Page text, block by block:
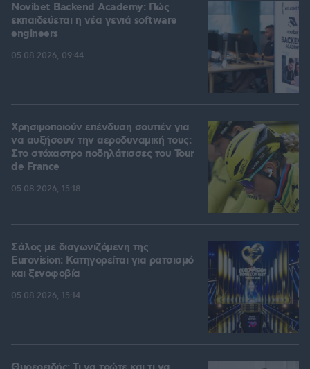
Novibet Backend Academy: Πώς
εκπαιδεύεται η νέα γενιά software
engineers
05.08.2026, 09:44
Χρησιμοποιούν επένδυση σουτιέν για
να αυξήσουν την αεροδυναμική τους:
Στο στόχαστρο ποδηλάτισσες του Tour
de France
05.08.2026, 15:18
Σάλος με διαγωνιζόμενη της
Eurovision: Κατηγορείται για ρατσισμό
και ξενοφοβία
05.08.2026, 15:14